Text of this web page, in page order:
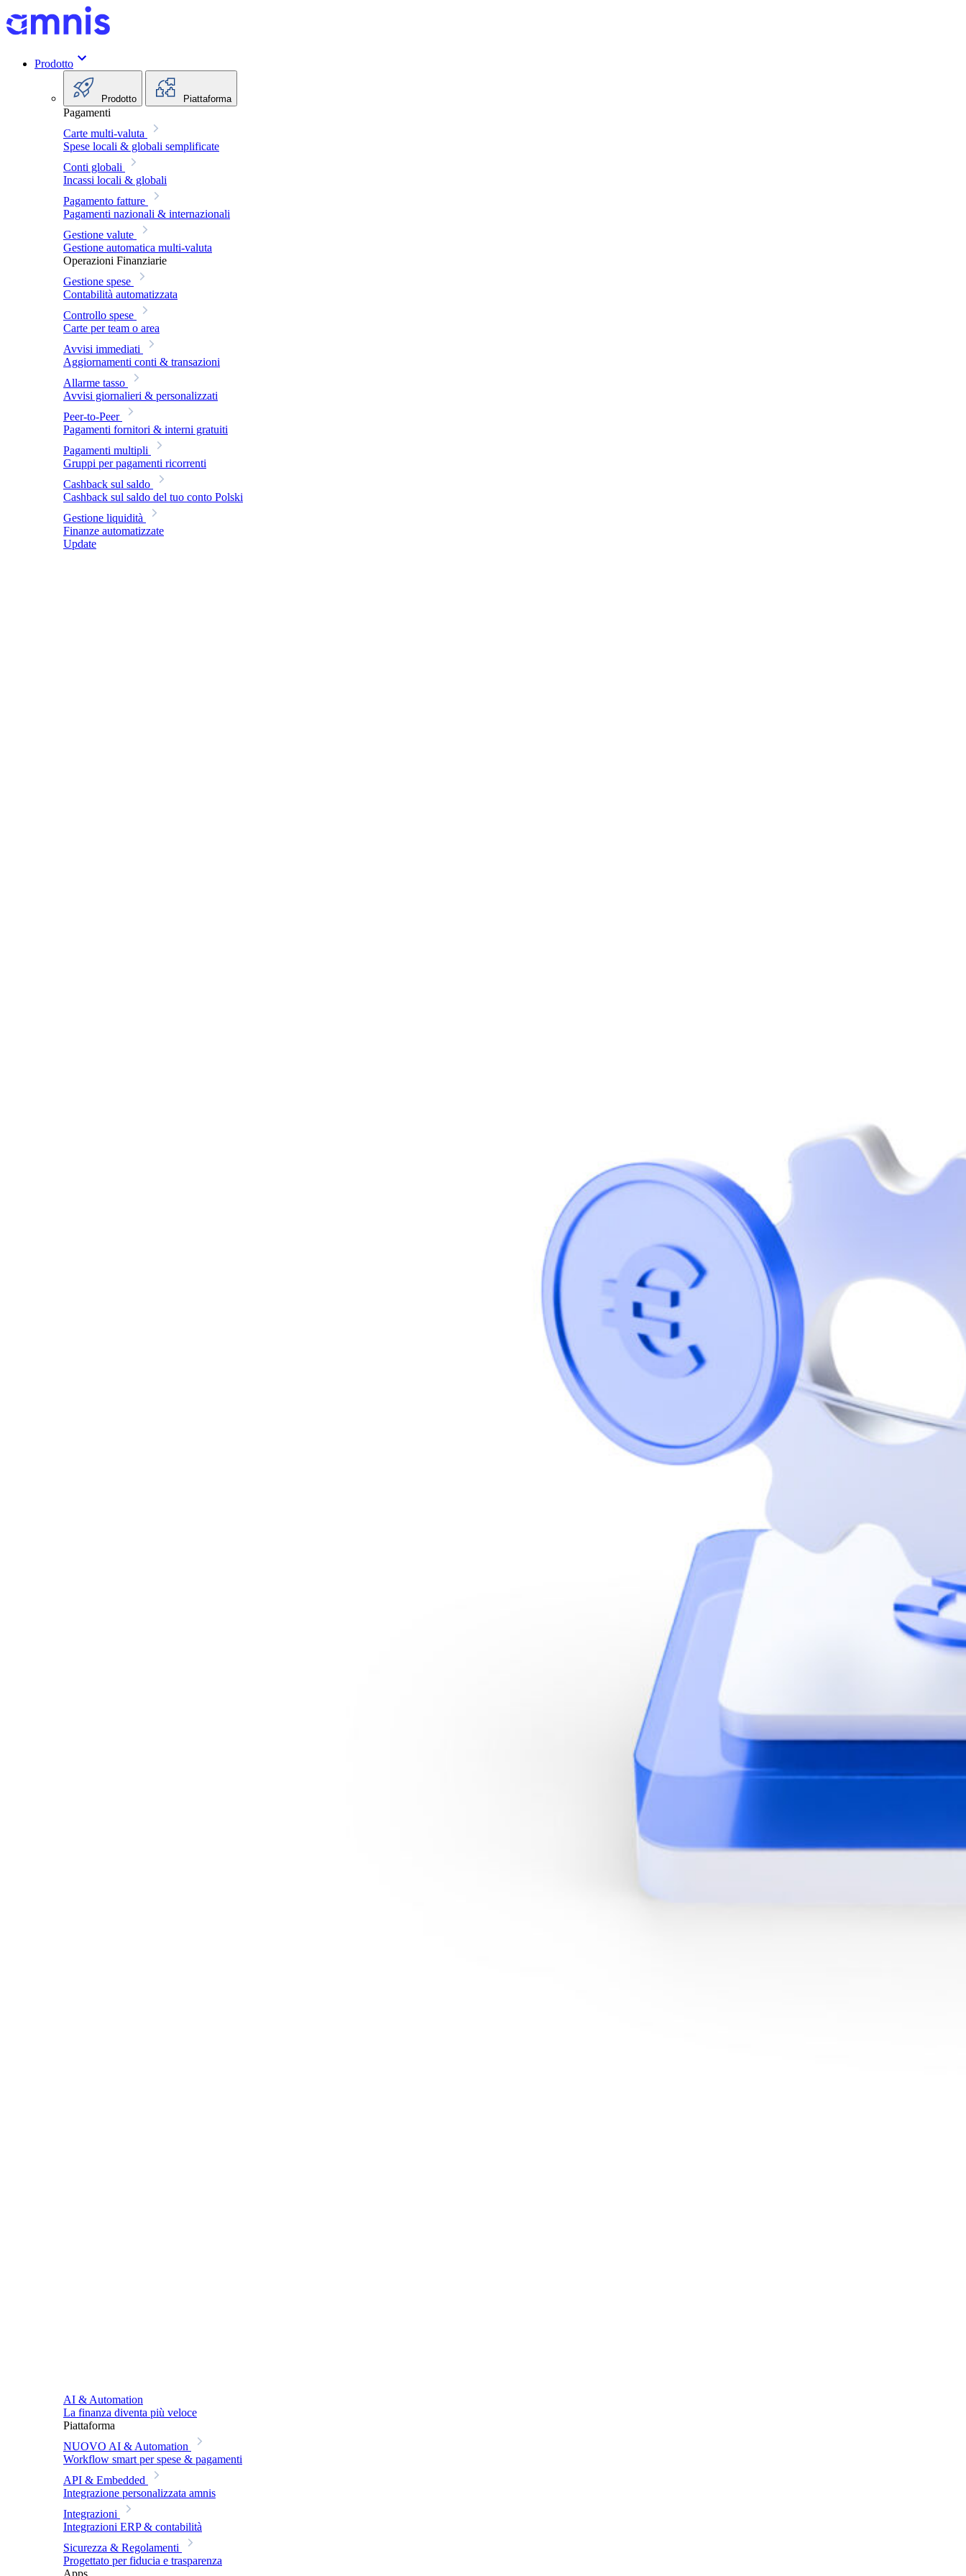
Prodotto
Prodotto Piattaforma
Pagamenti
Carte multi-valuta
Spese locali & globali semplificate
Conti globali
Incassi locali & globali
Pagamento fatture
Pagamenti nazionali & internazionali
Gestione valute
Gestione automatica multi-valuta
Operazioni Finanziarie
Gestione spese
Contabilità automatizzata
Controllo spese
Carte per team o area
Avvisi immediati
Aggiornamenti conti & transazioni
Allarme tasso
Avvisi giornalieri & personalizzati
Peer-to-Peer
Pagamenti fornitori & interni gratuiti
Pagamenti multipli
Gruppi per pagamenti ricorrenti
Cashback sul saldo
Cashback sul saldo del tuo conto Polski
Gestione liquidità
Finanze automatizzate
Update
AI & Automation
La finanza diventa più veloce
Piattaforma
NUOVO AI & Automation
Workflow smart per spese & pagamenti
API & Embedded
Integrazione personalizzata amnis
Integrazioni
Integrazioni ERP & contabilità
Sicurezza & Regolamenti
Progettato per fiducia e trasparenza
Apps